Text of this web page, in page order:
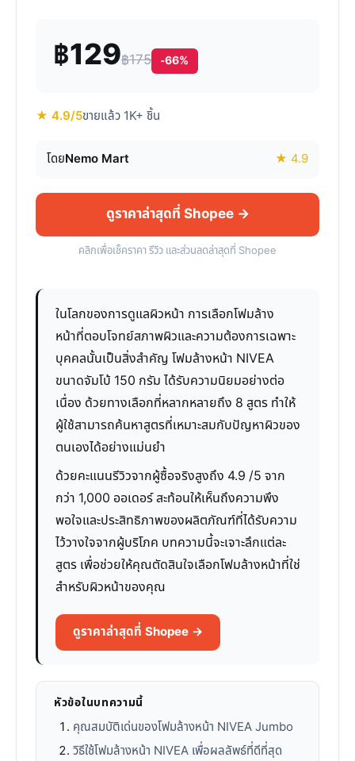
฿129฿175 -66%
★ 4.9/5ขายแล้ว 1K+ ชิ้น
โดยNemo Mart ★ 4.9
ดูราคาล่าสุดที่ Shopee →
คลิกเพื่อเช็คราคา รีวิว และส่วนลดล่าสุดที่ Shopee
ในโลกของการดูแลผิวหน้า การเลือกโฟมล้าง
หน้าที่ตอบโจทย์สภาพผิวและความต้องการเฉพาะ
บุคคลนั้นเป็นสิ่งสำคัญ โฟมล้างหน้า NIVEA
ขนาดจัมโบ้ 150 กรัม ได้รับความนิยมอย่างต่อ
เนื่อง ด้วยทางเลือกที่หลากหลายถึง 8 สูตร ทำให้
ผู้ใช้สามารถค้นหาสูตรที่เหมาะสมกับปัญหาผิวของ
ตนเองได้อย่างแม่นยำ
ด้วยคะแนนรีวิวจากผู้ซื้อจริงสูงถึง 4.9 /5 จาก
กว่า 1,000 ออเดอร์ สะท้อนให้เห็นถึงความพึง
พอใจและประสิทธิภาพของผลิตภัณฑ์ที่ได้รับความ
ไว้วางใจจากผู้บริโภค บทความนี้จะเจาะลึกแต่ละ
สูตร เพื่อช่วยให้คุณตัดสินใจเลือกโฟมล้างหน้าที่ใช่
สำหรับผิวหน้าของคุณ
ดูราคาล่าสุดที่ Shopee →
หัวข้อในบทความนี้
คุณสมบัติเด่นของโฟมล้างหน้า NIVEA Jumbo
วิธีใช้โฟมล้างหน้า NIVEA เพื่อผลลัพธ์ที่ดีที่สุด